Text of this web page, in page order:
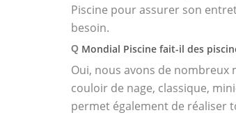
Piscine pour assurer son
besoin.
Q Mondial Piscine fait-il des
Oui, nous avons de
couloir de nage, classique,
permet également de réaliser